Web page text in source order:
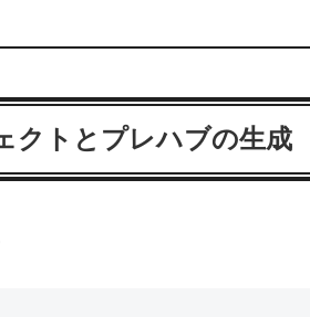
クトとプレハブの生成